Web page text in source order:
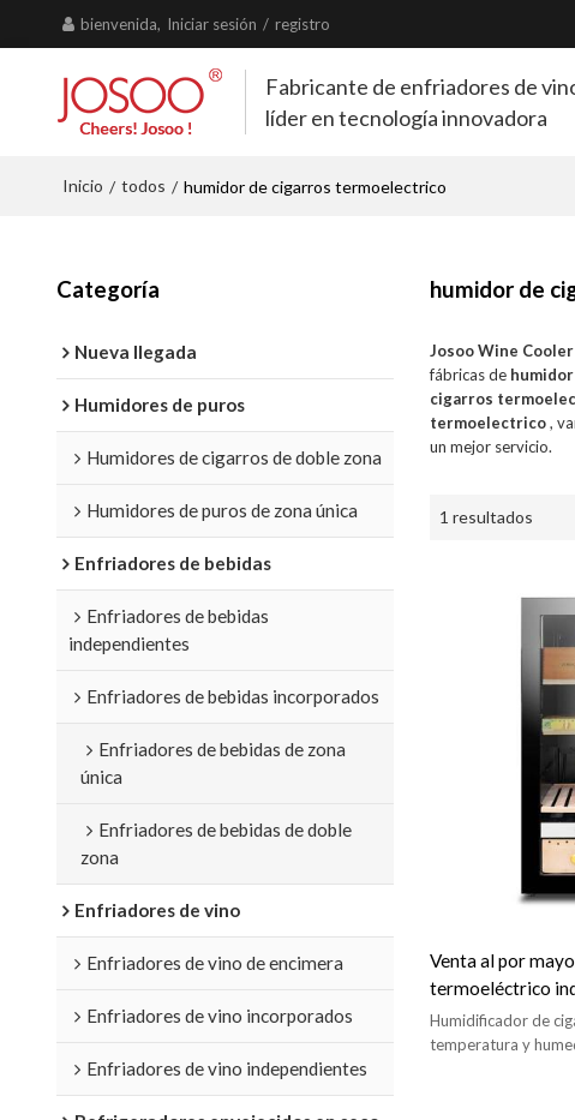
bienvenida, Iniciar sesión / registro
Fabricante de enfriadores de
líder en tecnología innovadora
Inicio / todos / humidor de cigarros termoelectrico
Categoría
Nueva llegada
Humidores de puros
Humidores de cigarros de doble zona
Humidores de puros de zona única
Enfriadores de bebidas
Enfriadores de bebidas
independientes
Enfriadores de bebidas incorporados
Enfriadores de bebidas de zona
única
Enfriadores de bebidas de doble
zona
Enfriadores de vino
Enfriadores de vino de encimera
Enfriadores de vino incorporados
Enfriadores de vino independientes
humidor de
Josoo Wine
fábricas de
cigarros
termoelectrico,
un mejor servicio.
1 resultados
Venta al por
termoeléctrico
almacenamiento
estante de
Humidificador de
temperatura y